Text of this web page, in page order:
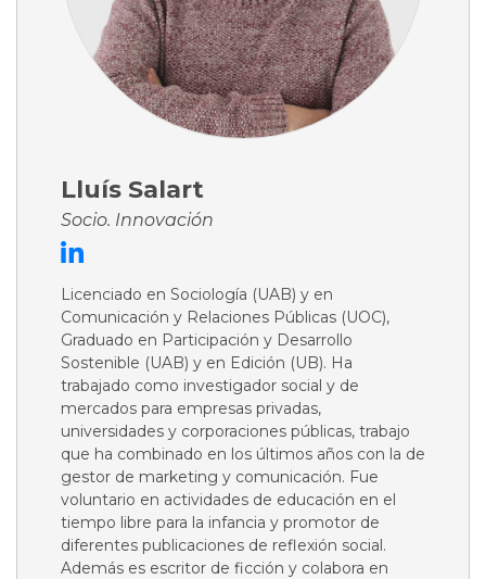
Lluís Salart
Socio. Innovación
Licenciado en Sociología (UAB) y en
Comunicación y Relaciones Públicas (UOC),
Graduado en Participación y Desarrollo
Sostenible (UAB) y en Edición (UB). Ha
trabajado como investigador social y de
mercados para empresas privadas,
universidades y corporaciones públicas, trabajo
que ha combinado en los últimos años con la de
gestor de marketing y comunicación. Fue
voluntario en actividades de educación en el
tiempo libre para la infancia y promotor de
diferentes publicaciones de reflexión social.
Además es escritor de ficción y colabora en